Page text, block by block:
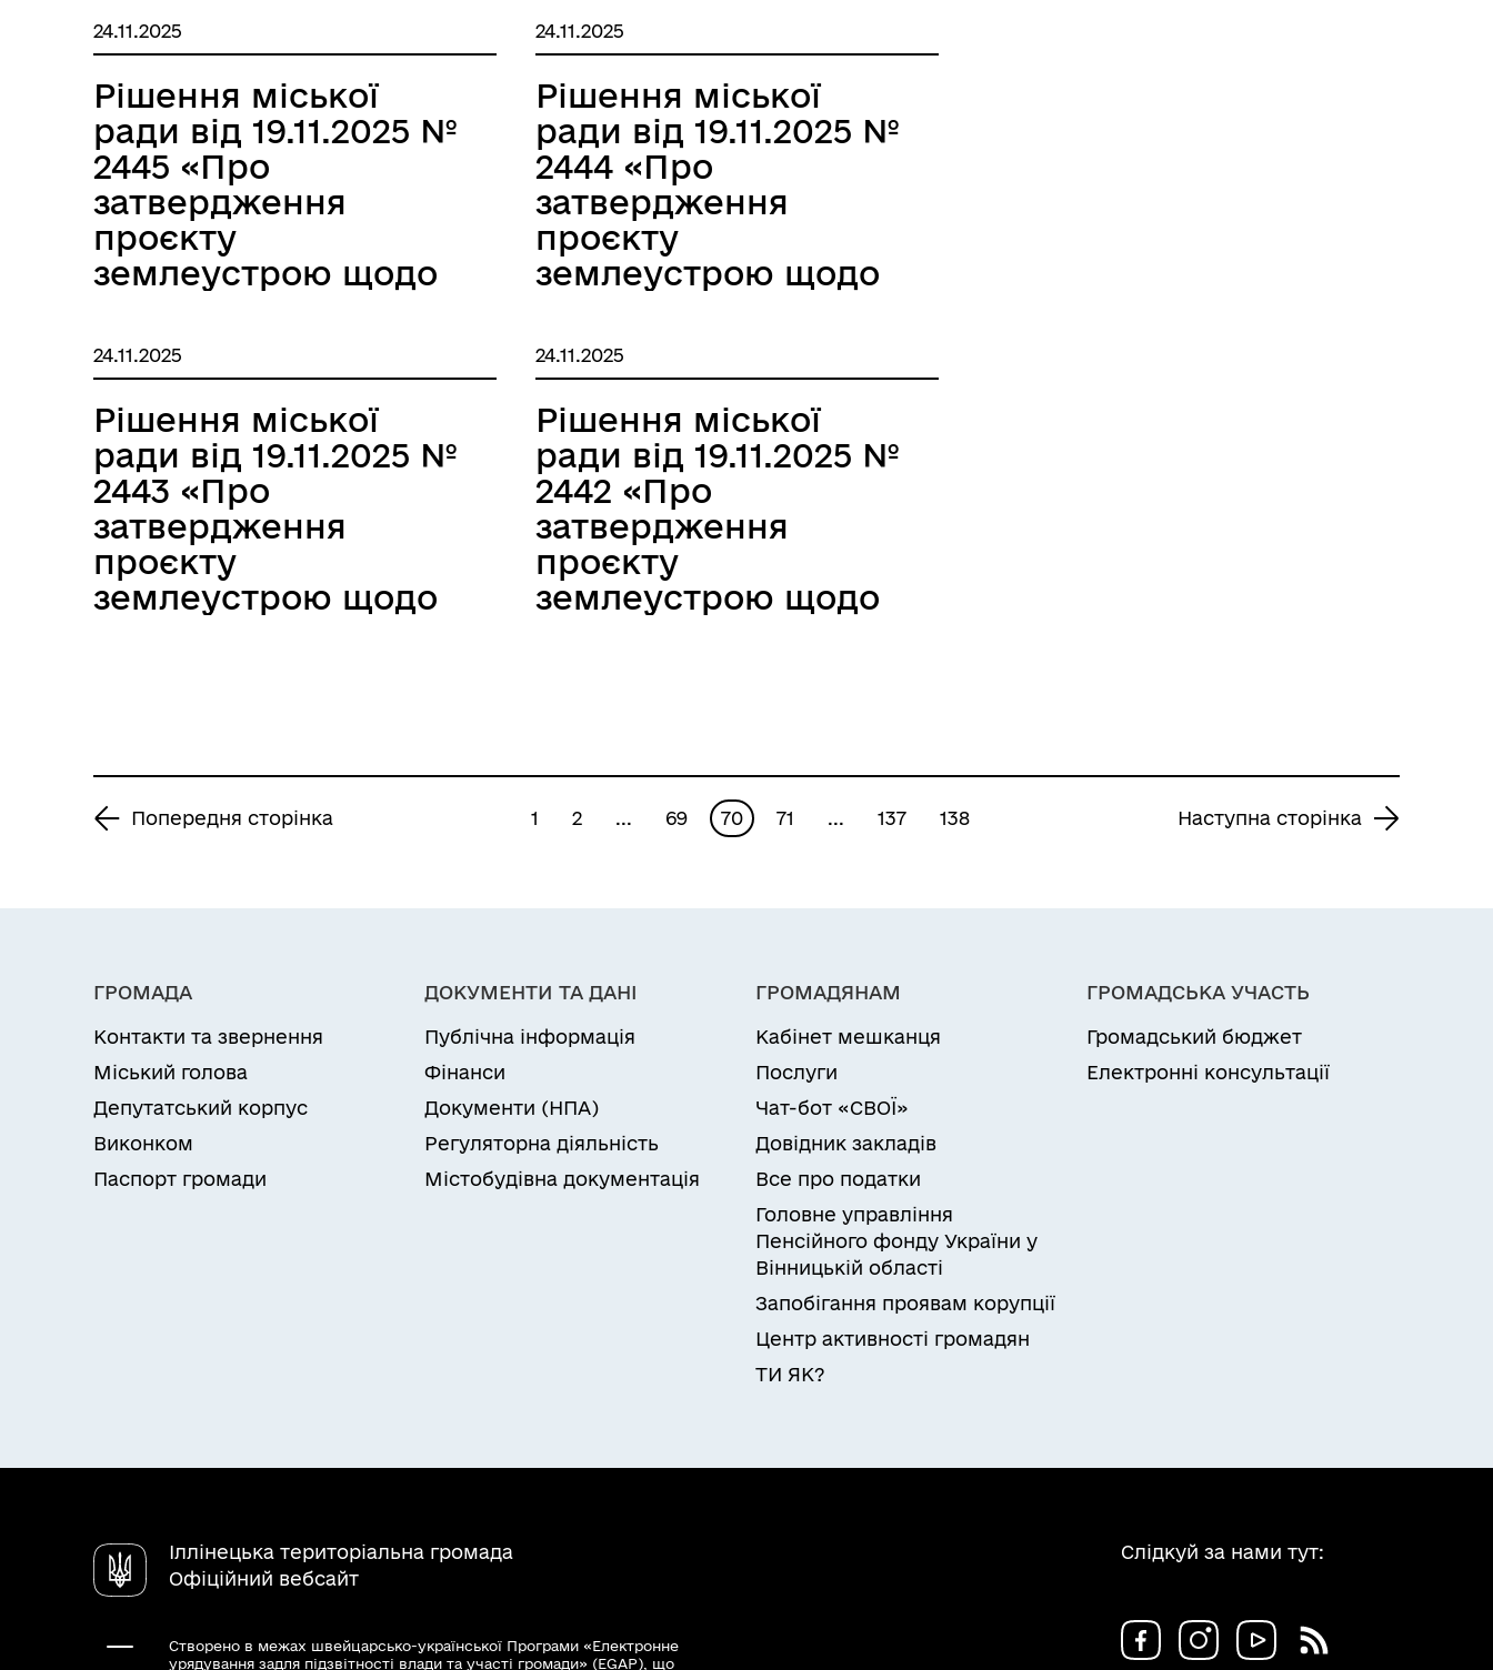
земельних ділянок в
оренду Бондарчук
Галині
Олександрівні»
земельної ділянки в
оренду Бондарчуку
Богдану
Віталійовичу»
24.11.2025
Рішення міської
ради від 19.11.2025 №
2445 «Про
затвердження
проєкту
землеустрою щодо
земельної ділянки в
оренду Опантану
Володимиру
Миколайовичу»
24.11.2025
Рішення міської
ради від 19.11.2025 №
2444 «Про
затвердження
проєкту
землеустрою щодо
земельної ділянки в
оренду Герасимчук
Світлані
Володимирівні»
24.11.2025
Рішення міської
ради від 19.11.2025 №
2443 «Про
затвердження
проєкту
землеустрою щодо
Миколайовичу»
24.11.2025
Рішення міської
ради від 19.11.2025 №
2442 «Про
затвердження
проєкту
землеустрою щодо
Віталійовичу»
Попередня сторінка 1 2 ... 69 70 71 ... 137 138 Наступна сторінка
ГРОМАДА
Контакти та звернення
Міський голова
Депутатський корпус
Виконком
Паспорт громади
ДОКУМЕНТИ ТА ДАНІ
Публічна інформація
Фінанси
Документи (НПА)
Регуляторна діяльність
Містобудівна документація
ГРОМАДЯНАМ
Кабінет мешканця
Послуги
Чат-бот «СВОЇ»
Довідник закладів
Все про податки
Головне управління
Пенсійного фонду України у
Вінницькій області
Запобігання проявам корупції
Центр активності громадян
ТИ ЯК?
ГРОМАДСЬКА УЧАСТЬ
Громадський бюджет
Електронні консультації
Іллінецька територіальна громада
Офіційний вебсайт
Створено в межах швейцарсько-української Програми «Електронне
урядування задля підзвітності влади та участі громади» (EGAP), що
Слідкуй за нами тут: